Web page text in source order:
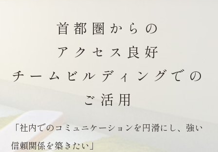
首都圏からの
アクセス良好
チームビルディングでの
ご活用
「社内でのコミュニケーションを円滑にし、強い
信頼関係を築きたい」